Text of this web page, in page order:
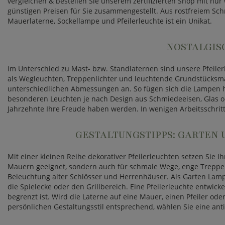
günstigen Preisen für Sie zusammengestellt. Aus rostfreiem
Mauerlaterne, Sockellampe und Pfeilerleuchte ist ein Unikat.
Im Unterschied zu Mast- bzw. Standlaternen sind unsere
als Wegleuchten, Treppenlichter und leuchtende
unterschiedlichen Abmessungen an. So fügen sich die
besonderen Leuchten je nach Design aus Schmiedeeisen,
Jahrzehnte Ihre Freude haben werden. In wenigen
GESTALTUNGSTIPPS:
Mit einer kleinen Reihe dekorativer Pfeilerleuchten setzen Sie
Mauern geeignet, sondern auch für schmale Wege, enge
Beleuchtung alter Schlösser und Herrenhäuser. Als Garten
die Spielecke oder den Grillbereich. Eine Pfeilerleuchte
begrenzt ist. Wird die Laterne auf eine Mauer, einen Pfeiler
persönlichen Gestaltungsstil entsprechend, wählen Sie eine